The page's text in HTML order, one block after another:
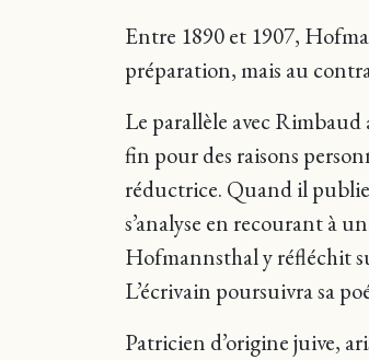
Entre 1890 et 1907,
préparation, mais au
Le parallèle avec
fin pour des raisons
réductrice. Quand il
s’analyse en recourant à
Hofmannsthal y réfléchit
L’écrivain poursuivra sa
Patricien d’origine juive,